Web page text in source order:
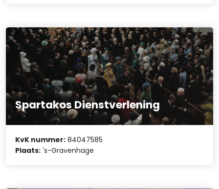
Spartakos Dienstverlening
KvK nummer: 84047585
Plaats: 's-Gravenhage